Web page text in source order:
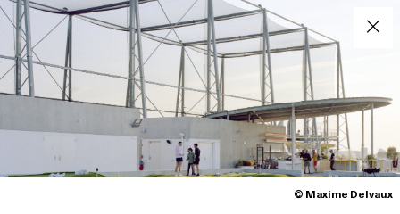
© Maxime Delvaux